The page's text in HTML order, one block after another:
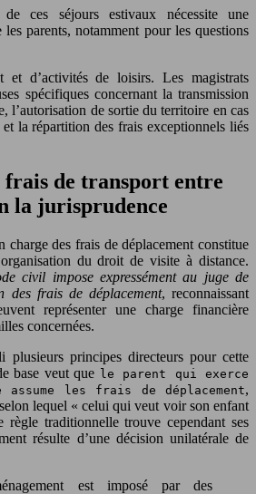
de ces séjours estivaux nécessite une
parents, notamment pour les questions
et d’activités de loisirs. Les magistrats
spécifiques concernant la transmission
l’autorisation de sortie du territoire en cas
et la répartition des frais exceptionnels liés
de transport entre
la jurisprudence
charge des frais de déplacement constitue
du droit de visite à distance.
civil impose expressément au juge de
des frais de déplacement, reconnaissant
représenter une charge financière
concernées.
plusieurs principes directeurs pour cette
base veut que le parent qui exerce
les frais de déplacement,
lequel « celui qui veut voir son enfant
règle traditionnelle trouve cependant ses
résulte d’une décision unilatérale de
est imposé par des